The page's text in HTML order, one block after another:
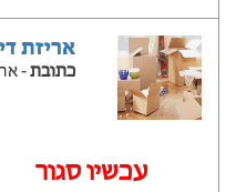
אריזת
כתובת-
עכשיו סגור